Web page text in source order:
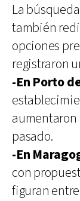
La
también
opciones
registraron
-En Porto
aumentaron
pasado.
-En
con
figuran